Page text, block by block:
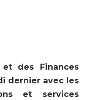
des Finances
dernier avec les
et services